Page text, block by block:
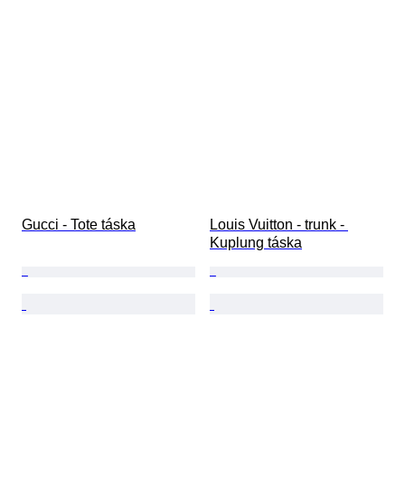
Gucci - Tote táska
Louis Vuitton - trunk -
Kuplung táska